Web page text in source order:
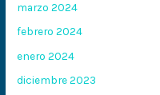
marzo 2024
febrero 2024
enero 2024
diciembre 2023